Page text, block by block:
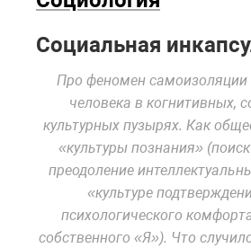
Социальная
Про феномен самоизоляции
человека в когнитивных,
культурных пузырях. Как
«культуры познания»
преодоление
«культуре
психологического
собственного «Я»). Что